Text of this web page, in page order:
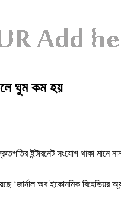
ঘুম কম হয়
ইন্টারনেট সংযোগ থাকা মানে
‘জার্নাল অব ইকোনমিক বিহেভিয়র